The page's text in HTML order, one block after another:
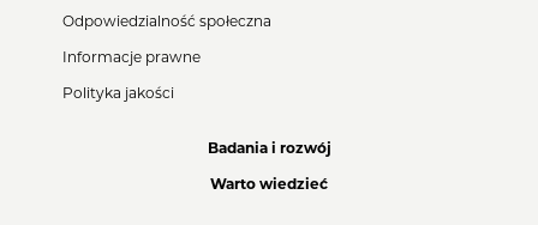
Odpowiedzialność społeczna
Informacje prawne
Polityka jakości
Badania i rozwój
Warto wiedzieć